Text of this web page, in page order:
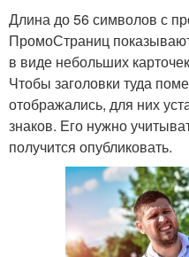
Длина до 56 символов с
ПромоСтраниц
в виде небольших
Чтобы заголовки туда
отображались, для них
знаков. Его нужно
получится опубликовать.